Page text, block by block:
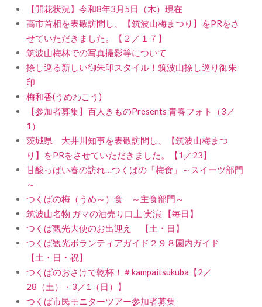
【開花状況】令和8年3月5日（木）現在
高市首相を表敬訪問し、【筑波山梅まつり】をPRをさ
せていただきました。【２／１７】
筑波山梅林での写真撮影等について
捺し巡る新しい御朱印スタイル！筑波山捺し巡り御朱
印
梅和香(うめわこう)
【参加者募集】百人きものPresents 青春フォト（3／
1）
茨城県 大井川知事を表敬訪問し、【筑波山梅まつ
り】をPRをさせていただきました。【1／23】
甘酸っぱい春の訪れ…つくばの「梅食」～スイーツ部門
～
つくばの梅（うめ～）食 ～主食部門～
筑波山名物 ガマの油売り口上 実演 【毎日】
つくば観光大使のお出迎え 【土・日】
つくば観光ボランティアガイド２９８園内ガイド
【土・日・祝】
つくばのおさけで乾杯！＃kampaitsukuba【2／
28（土）・3／1（日）】
つくば市民モニターツアー参加者募集